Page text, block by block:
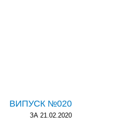
ВИПУСК №020
ЗА 21.02.2020